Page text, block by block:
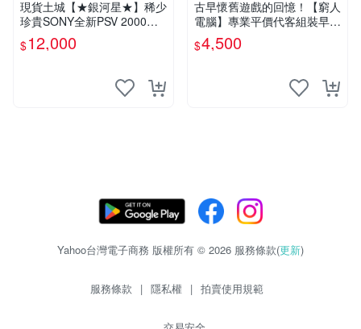
現貨土城【★銀河星★】稀少
珍貴SONY全新PSV 2000主
機.可轉換中文.全新PSV未使
用
$12,000
古早懷舊遊戲的回憶！【窮人
電腦】專業平價代客組裝早期
Windows98/95/DOS遊戲機--
-專業首選！
$4,500
Yahoo台灣電子商務 版權所有 © 2026 服務條款(更新)
服務條款 | 隱私權 | 拍賣使用規範